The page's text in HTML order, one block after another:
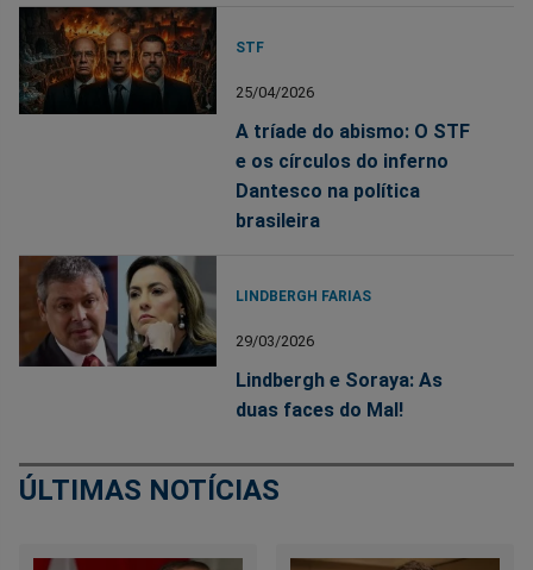
STF
25/04/2026
A tríade do abismo: O STF
e os círculos do inferno
Dantesco na política
brasileira
LINDBERGH FARIAS
29/03/2026
Lindbergh e Soraya: As
duas faces do Mal!
ÚLTIMAS NOTÍCIAS